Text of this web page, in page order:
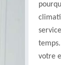
votre